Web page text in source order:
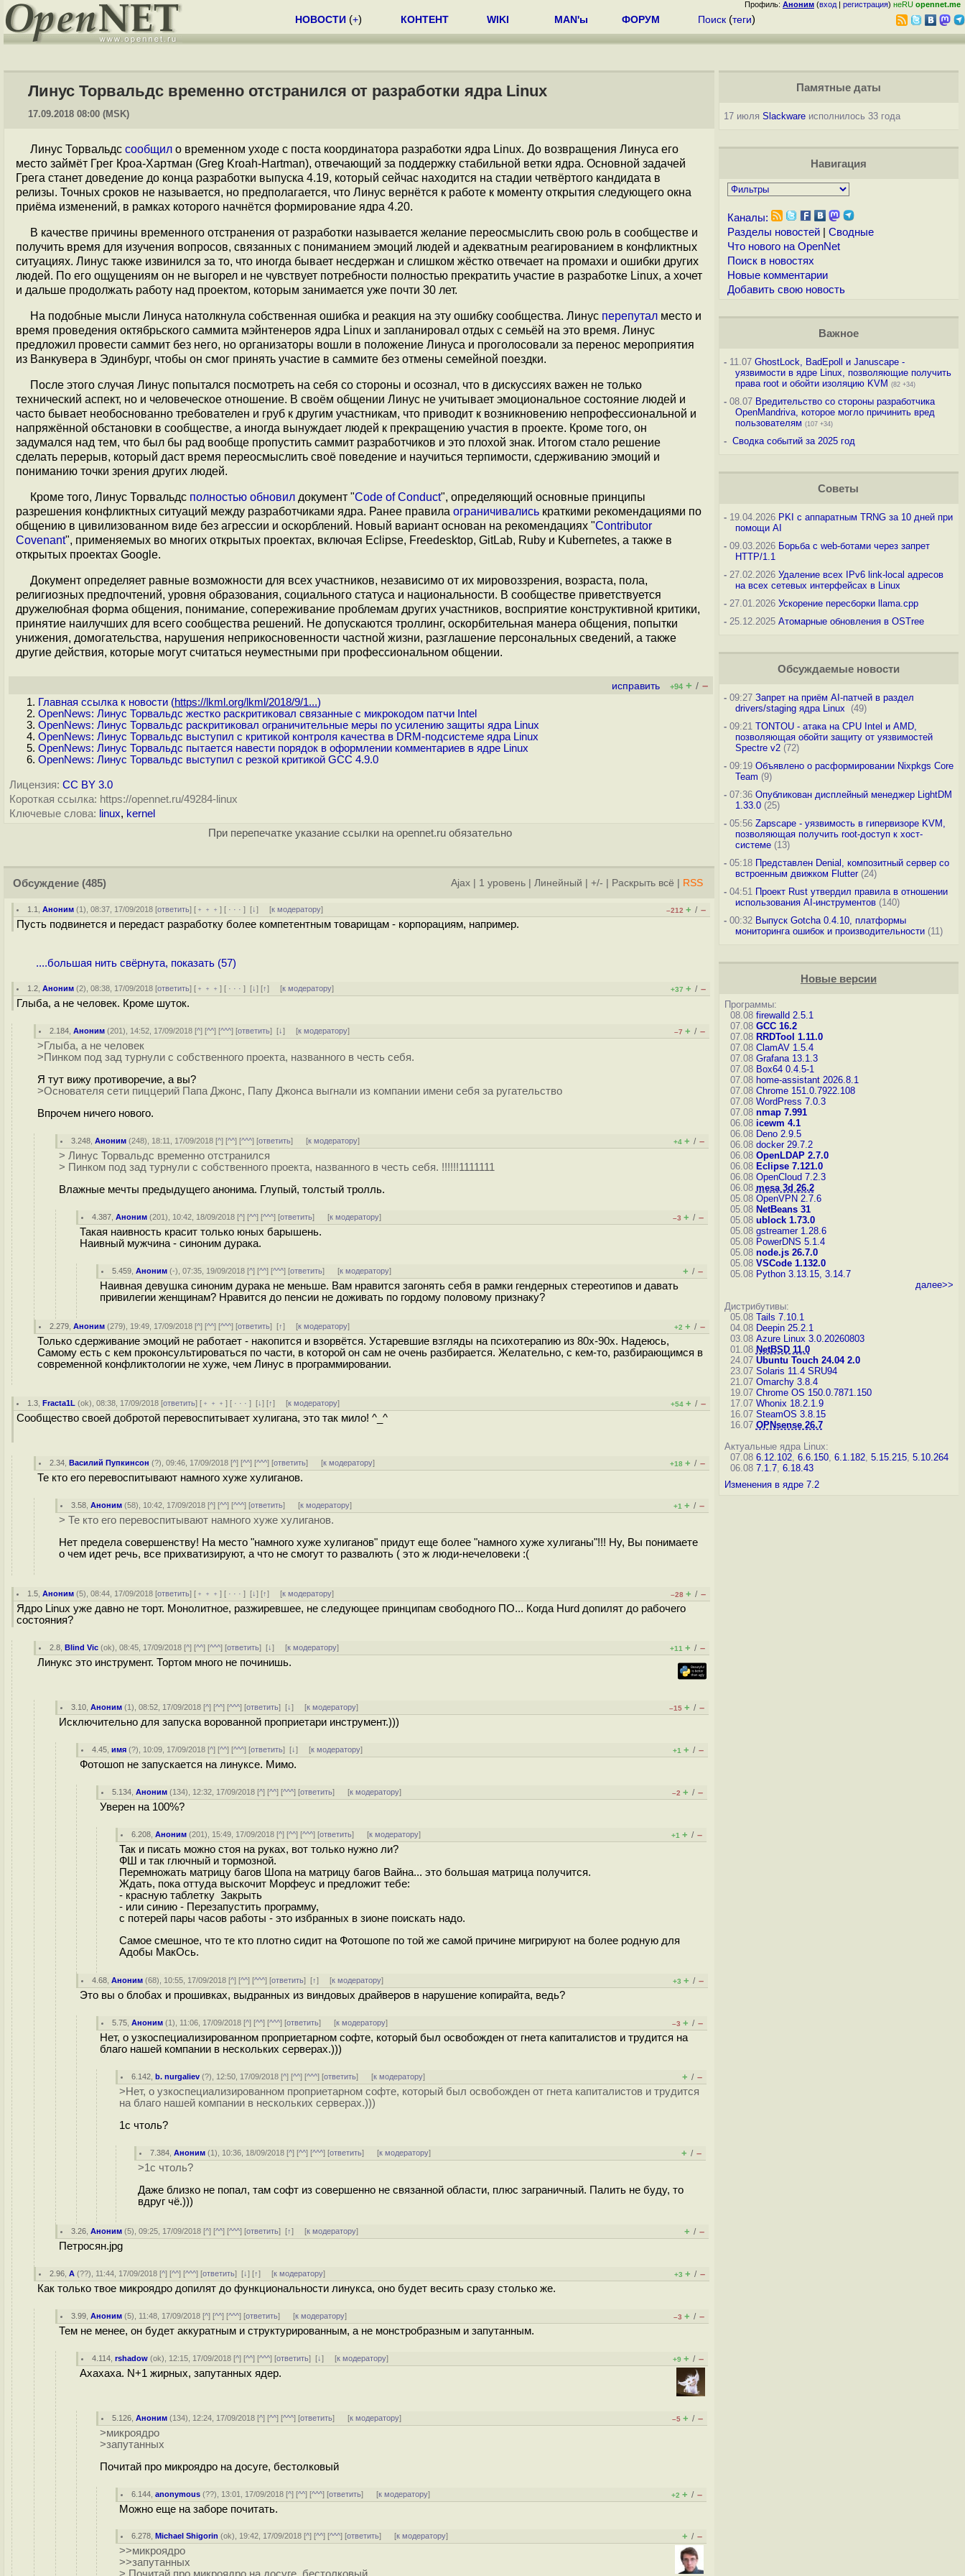
Профиль: Аноним (вход | регистрация) неRU opennet.me
НОВОСТИ (+) КОНТЕНТ WIKI MAN'ы ФОРУМ Поиск (теги)
Линус Торвальдс временно отстранился от разработки ядра Linux
17.09.2018 08:00 (MSK)
Линус Торвальдс сообщил о временном уходе с поста координатора разработки ядра Linux. До возвращения Линуса его
место займёт Грег Кроа-Хартман (Greg Kroah-Hartman), отвечающий за поддержку стабильной ветки ядра. Основной задачей
Грега станет доведение до конца разработки выпуска 4.19, который сейчас находится на стадии четвёртого кандидата в
релизы. Точных сроков не называется, но предполагается, что Линус вернётся к работе к моменту открытия следующего окна
приёма изменений, в рамках которого начнётся формирование ядра 4.20.
В качестве причины временного отстранения от разработки называется желание переосмыслить свою роль в сообществе и
получить время для изучения вопросов, связанных с пониманием эмоций людей и адекватным реагированием в конфликтных
ситуациях. Линус также извинился за то, что иногда бывает несдержан и слишком жёстко отвечает на промахи и ошибки других
людей. По его ощущениям он не выгорел и не чувствует потребности полностью прекратить участие в разработке Linux, а хочет
и дальше продолжать работу над проектом, которым занимается уже почти 30 лет.
На подобные мысли Линуса натолкнула собственная ошибка и реакция на эту ошибку сообщества. Линус перепутал место и
время проведения октябрьского саммита мэйнтенеров ядра Linux и запланировал отдых с семьёй на это время. Линус
предложил провести саммит без него, но организаторы вошли в положение Линуса и проголосовали за перенос мероприятия
из Ванкувера в Эдинбург, чтобы он смог принять участие в саммите без отмены семейной поездки.
После этого случая Линус попытался посмотреть на себя со стороны и осознал, что в дискуссиях важен не только
технический аспект, но и человеческое отношение. В своём общении Линус не учитывает эмоциональное состояние людей и
часто бывает необоснованно требователен и груб к другим участникам, что приводит к возникновению непрофессиональной и
напряжённой обстановки в сообществе, а иногда вынуждает людей к прекращению участия в проекте. Кроме того, он
задумался над тем, что был бы рад вообще пропустить саммит разработчиков и это плохой знак. Итогом стало решение
сделать перерыв, который даст время переосмыслить своё поведение и научиться терпимости, сдерживанию эмоций и
пониманию точки зрения других людей.
Кроме того, Линус Торвальдс полностью обновил документ "Code of Conduct", определяющий основные принципы
разрешения конфликтных ситуаций между разработчиками ядра. Ранее правила ограничивались краткими рекомендациями по
общению в цивилизованном виде без агрессии и оскорблений. Новый вариант основан на рекомендациях "Contributor
Covenant", применяемых во многих открытых проектах, включая Eclipse, Freedesktop, GitLab, Ruby и Kubernetes, а также в
открытых проектах Google.
Документ определяет равные возможности для всех участников, независимо от их мировоззрения, возраста, пола,
религиозных предпочтений, уровня образования, социального статуса и национальности. В сообществе приветствуется
дружелюбная форма общения, понимание, сопереживание проблемам других участников, восприятие конструктивной критики,
принятие наилучших для всего сообщества решений. Не допускаются троллинг, оскорбительная манера общения, попытки
унижения, домогательства, нарушения неприкосновенности частной жизни, разглашение персональных сведений, а также
другие действия, которые могут считаться неуместными при профессиональном общении.
исправить +94 + / –
Главная ссылка к новости (https://lkml.org/lkml/2018/9/1...)
OpenNews: Линус Торвальдс жестко раскритиковал связанные с микрокодом патчи Intel
OpenNews: Линус Торвальдс раскритиковал ограничительные меры по усилению защиты ядра Linux
OpenNews: Линус Торвальдс выступил с критикой контроля качества в DRM-подсистеме ядра Linux
OpenNews: Линус Торвальдс пытается навести порядок в оформлении комментариев в ядре Linux
OpenNews: Линус Торвальдс выступил с резкой критикой GCC 4.9.0
Лицензия: CC BY 3.0
Короткая ссылка: https://opennet.ru/49284-linux
Ключевые слова: linux, kernel
При перепечатке указание ссылки на opennet.ru обязательно
Обсуждение (485) Ajax 1 уровень Линейный +/- Раскрыть всё RSS
1.1 ,Аноним (1), 08:37, 17/09/2018 [ответить] [ ﹢﹢﹢] [ · · ·][↓] [к модератору] –212 + / –
Пусть подвинется и передаст разработку более компетентным товарищам - корпорациям, например.
....большая нить свёрнута, показать (57)
1.2 ,Аноним (2), 08:38, 17/09/2018 [ответить] [ ﹢﹢﹢] [ · · ·][↓] [↑] [к модератору] +37 + / –
Глыба, а не человек. Кроме шуток.
2.184 ,Аноним (201), 14:52, 17/09/2018 [^] [^^] [^^^] [ответить][↓] [к модератору] –7 + / –
>Глыба, а не человек
>Пинком под зад турнули с собственного проекта, названного в честь себя.
Я тут вижу противоречие, а вы?
>Основателя сети пиццерий Папа Джонс, Папу Джонса выгнали из компании имени себя за ругательство
Впрочем ничего нового.
3.248 ,Аноним (248), 18:11, 17/09/2018 [^] [^^] [^^^] [ответить] [к модератору] +4 + / –
> Линус Торвальдс временно отстранился
> Пинком под зад турнули с собственного проекта, названного в честь себя. !!!!!!1111111
Влажные мечты предыдущего анонима. Глупый, толстый тролль.
4.387 ,Аноним (201), 10:42, 18/09/2018 [^] [^^] [^^^] [ответить] [к модератору] –3 + / –
Такая наивность красит только юных барышень.
Наивный мужчина - синоним дурака.
5.459 ,Аноним (-), 07:35, 19/09/2018 [^] [^^] [^^^] [ответить] [к модератору] + / –
Наивная девушка синоним дурака не меньше. Вам нравится загонять себя в рамки гендерных стереотипов и давать
привилегии женщинам? Нравится до пенсии не доживать по гордому половому признаку?
2.279 ,Аноним (279), 19:49, 17/09/2018 [^] [^^] [^^^] [ответить][↑] [к модератору] +2 + / –
Только сдерживание эмоций не работает - накопится и взорвётся. Устаревшие взгляды на психотерапию из 80х-90х. Надеюсь,
Самому есть с кем проконсультироваться по части, в которой он сам не очень разбирается. Желательно, с кем-то, разбирающимся в
современной конфликтологии не хуже, чем Линус в программировании.
1.3 ,Fracta1L (ok), 08:38, 17/09/2018 [ответить] [ ﹢﹢﹢] [ · · ·][↓] [↑] [к модератору] +54 + / –
Сообщество своей добротой перевоспитывает хулигана, это так мило! ^_^
2.34 ,Василий Пупкинсон (?), 09:46, 17/09/2018 [^] [^^] [^^^] [ответить] [к модератору] +18 + / –
Те кто его перевоспитывают намного хуже хулиганов.
3.58 ,Аноним (58), 10:42, 17/09/2018 [^] [^^] [^^^] [ответить] [к модератору] +1 + / –
> Те кто его перевоспитывают намного хуже хулиганов.
Нет предела совершенству! На место "намного хуже хулиганов" придут еще более "намного хуже хулиганы"!!! Ну, Вы понимаете
о чем идет речь, все прихватизируют, а что не смогут то развалють ( это ж люди-нечеловеки :(
1.5 ,Аноним (5), 08:44, 17/09/2018 [ответить] [ ﹢﹢﹢] [ · · ·][↓] [↑] [к модератору] –28 + / –
Ядро Linux уже давно не торт. Монолитное, разжиревшее, не следующее принципам свободного ПО... Когда Hurd допилят до рабочего
состояния?
2.8 ,Blind Vic (ok), 08:45, 17/09/2018 [^] [^^] [^^^] [ответить][↓] [к модератору] +11 + / –
Линукс это инструмент. Тортом много не починишь.
3.10 ,Аноним (1), 08:52, 17/09/2018 [^] [^^] [^^^] [ответить][↓] [к модератору] –15 + / –
Исключительно для запуска ворованной проприетари инструмент.)))
4.45 ,имя (?), 10:09, 17/09/2018 [^] [^^] [^^^] [ответить][↓] [к модератору] +1 + / –
Фотошоп не запускается на линуксе. Мимо.
5.134 ,Аноним (134), 12:32, 17/09/2018 [^] [^^] [^^^] [ответить] [к модератору] –2 + / –
Уверен на 100%?
6.208 ,Аноним (201), 15:49, 17/09/2018 [^] [^^] [^^^] [ответить] [к модератору] +1 + / –
Так и писать можно стоя на руках, вот только нужно ли?
ФШ и так глючный и тормозной.
Перемножать матрицу багов Шопа на матрицу багов Вайна... это большая матрица получится.
Ждать, пока оттуда выскочит Морфеус и предложит тебе:
- красную таблетку Закрыть
- или синию - Перезапустить программу,
с потерей пары часов работы - это избранных в зионе поискать надо.
Самое смешное, что те кто плотно сидит на Фотошопе по той же самой причине мигрируют на более родную для
Адобы МакОсь.
4.68 ,Аноним (68), 10:55, 17/09/2018 [^] [^^] [^^^] [ответить][↑] [к модератору] +3 + / –
Это вы о блобах и прошивках, выдранных из виндовых драйверов в нарушение копирайта, ведь?
5.75 ,Аноним (1), 11:06, 17/09/2018 [^] [^^] [^^^] [ответить] [к модератору] –3 + / –
Нет, о узкоспециализированном проприетарном софте, который был освобожден от гнета капиталистов и трудится на
благо нашей компании в нескольких серверах.)))
6.142 ,b. nurgaliev (?), 12:50, 17/09/2018 [^] [^^] [^^^] [ответить] [к модератору] + / –
>Нет, о узкоспециализированном проприетарном софте, который был освобожден от гнета капиталистов и трудится
на благо нашей компании в нескольких серверах.)))
1c чтоль?
7.384 ,Аноним (1), 10:36, 18/09/2018 [^] [^^] [^^^] [ответить] [к модератору] + / –
>1c чтоль?
Даже близко не попал, там софт из совершенно не связанной области, плюс заграничный. Палить не буду, то
вдруг чё.)))
3.26 ,Аноним (5), 09:25, 17/09/2018 [^] [^^] [^^^] [ответить][↑] [к модератору] + / –
Петросян.jpg
2.96 ,А (??), 11:44, 17/09/2018 [^] [^^] [^^^] [ответить][↓] [↑] [к модератору] +3 + / –
Как только твое микроядро допилят до функциональности линукса, оно будет весить сразу столько же.
3.99 ,Аноним (5), 11:48, 17/09/2018 [^] [^^] [^^^] [ответить] [к модератору] –3 + / –
Тем не менее, он будет аккуратным и структурированным, а не монстробразным и запутанным.
4.114 ,rshadow (ok), 12:15, 17/09/2018 [^] [^^] [^^^] [ответить][↓] [к модератору] +9 + / –
Ахахаха. N+1 жирных, запутанных ядер.
5.126 ,Аноним (134), 12:24, 17/09/2018 [^] [^^] [^^^] [ответить] [к модератору] –5 + / –
>микроядро
>запутанных
Почитай про микроядро на досуге, бестолковый
6.144 ,anonymous (??), 13:01, 17/09/2018 [^] [^^] [^^^] [ответить] [к модератору] +2 + / –
Можно еще на заборе почитать.
6.278 ,Michael Shigorin (ok), 19:42, 17/09/2018 [^] [^^] [^^^] [ответить] [к модератору] + / –
>>микроядро
>>запутанных
Памятные даты
17 июля Slackwareисполнилось 33 года
Навигация
Каналы:
Разделы новостей| Сводные
Что нового на OpenNet
Поиск в новостях
Новые комментарии
Добавить свою новость
Важное
-11.07 GhostLock, BadEpoll и Januscape -
уязвимости в ядре Linux, позволяющие получить
права root и обойти изоляцию KVM (82 +34)
-08.07 Вредительство со стороны разработчика
OpenMandriva, которое могло причинить вред
пользователям (107 +34)
- Сводка событий за 2025 год
Советы
-19.04.2026 PKI с аппаратным TRNG за 10 дней при
помощи AI
-09.03.2026 Борьба с web-ботами через запрет
HTTP/1.1
-27.02.2026 Удаление всех IPv6 link-local адресов
на всех сетевых интерфейсах в Linux
-27.01.2026 Ускорение пересборки llama.cpp
-25.12.2025 Атомарные обновления в OSTree
Обсуждаемые новости
-09:27 Запрет на приём AI-патчей в раздел
drivers/staging ядра Linux
(49)
-09:21 TONTOU - атака на CPU Intel и AMD,
позволяющая обойти защиту от уязвимостей
Spectre v2(72)
-09:19 Объявлено о расформировании Nixpkgs Core
Team (9)
-07:36 Опубликован дисплейный менеджер LightDM
1.33.0(25)
-05:56 Zapscape - уязвимость в гипервизоре KVM,
позволяющая получить root-доступ к хост-
системе(13)
-05:18 Представлен Denial, композитный сервер со
встроенным движком Flutter(24)
-04:51 Проект Rust утвердил правила в отношении
использования AI-инструментов(140)
-00:32 Выпуск Gotcha 0.4.10, платформы
мониторинга ошибок и производительности(11)
Новые версии
Программы:
08.08 firewalld 2.5.1
07.08 GCC 16.2
07.08 RRDTool 1.11.0
07.08 ClamAV 1.5.4
07.08 Grafana 13.1.3
07.08 Box64 0.4.5-1
07.08 home-assistant 2026.8.1
07.08 Chrome 151.0.7922.108
07.08 WordPress 7.0.3
07.08 nmap 7.991
06.08 icewm 4.1
06.08 Deno 2.9.5
06.08 docker 29.7.2
06.08 OpenLDAP 2.7.0
06.08 Eclipse 7.121.0
06.08 OpenCloud 7.2.3
06.08 mesa 3d 26.2
05.08 OpenVPN 2.7.6
05.08 NetBeans 31
05.08 ublock 1.73.0
05.08 gstreamer 1.28.6
05.08 PowerDNS 5.1.4
05.08 node.js 26.7.0
05.08 VSCode 1.132.0
05.08 Python 3.13.15, 3.14.7
далее>>
Дистрибутивы:
05.08 Tails 7.10.1
04.08 Deepin 25.2.1
03.08 Azure Linux 3.0.20260803
01.08 NetBSD 11.0
24.07 Ubuntu Touch 24.04 2.0
23.07 Solaris 11.4 SRU94
21.07 Omarchy 3.8.4
19.07 Chrome OS 150.0.7871.150
17.07 Whonix 18.2.1.9
16.07 SteamOS 3.8.15
16.07 OPNsense 26.7
Актуальные ядра Linux:
07.08 6.12.102, 6.6.150, 6.1.182, 5.15.215, 5.10.264
06.08 7.1.7, 6.18.43
Изменения в ядре 7.2